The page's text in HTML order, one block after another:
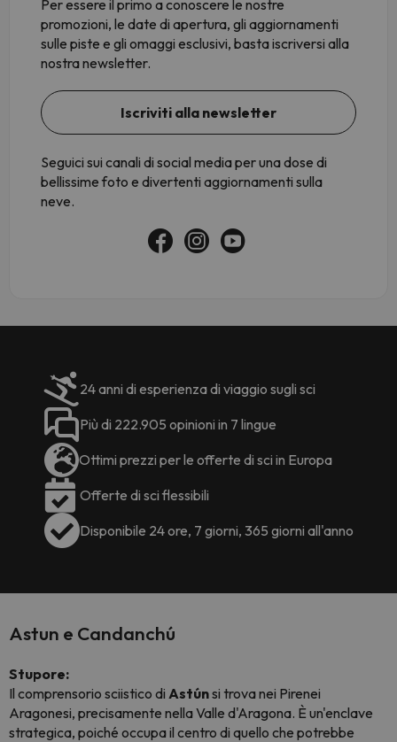
Per essere il primo a conoscere le nostre
promozioni, le date di apertura, gli aggiornamenti
sulle piste e gli omaggi esclusivi, basta iscriversi alla
nostra newsletter.
Iscriviti alla newsletter
Seguici sui canali di social media per una dose di
bellissime foto e divertenti aggiornamenti sulla
neve.
24 anni di esperienza di viaggio sugli sci
Più di 222.905 opinioni in 7 lingue
Ottimi prezzi per le offerte di sci in Europa
Offerte di sci flessibili
Disponibile 24 ore, 7 giorni, 365 giorni all'anno
Astun e Candanchú
Stupore:
Il comprensorio sciistico di Astúnsi trova nei Pirenei
Aragonesi, precisamente nella Valle d'Aragona. È un'enclave
strategica, poiché occupa il centro di quello che potrebbe